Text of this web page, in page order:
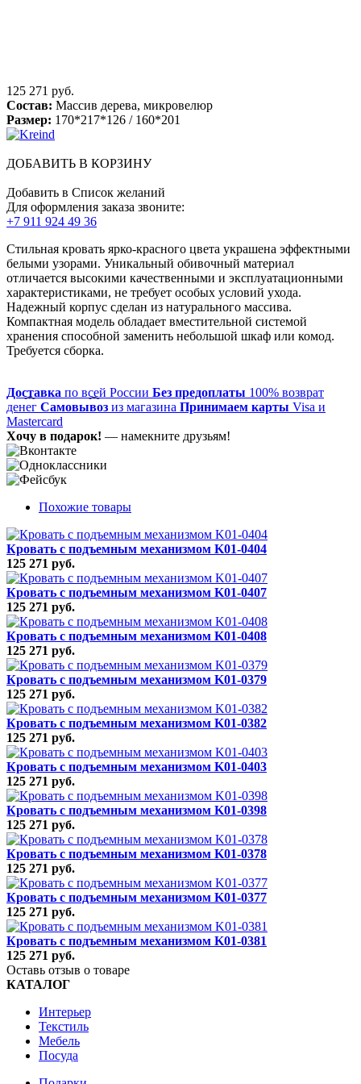
125 271 руб.
Состав: Массив дерева, микровелюр
Размер: 170*217*126 / 160*201
ДОБАВИТЬ В КОРЗИНУ
Добавить в Список желаний
Для оформления заказа звоните:
+7 911 924 49 36
Стильная кровать ярко-красного цвета украшена эффектными
белыми узорами. Уникальный обивочный материал
отличается высокими качественными и эксплуатационными
характеристиками, не требует особых условий ухода.
Надежный корпус сделан из натурального массива.
Компактная модель обладает вместительной системой
хранения способной заменить небольшой шкаф или комод.
Требуется сборка.
Доставка по всей России Без предоплаты 100% возврат
денег Самовывоз из магазина Принимаем карты Visa и
Mastercard
Хочу в подарок! — намекните друзьям!
Похожие товары
Кровать с подъемным механизмом K01-0404
125 271 руб.
Кровать с подъемным механизмом K01-0407
125 271 руб.
Кровать с подъемным механизмом K01-0408
125 271 руб.
Кровать с подъемным механизмом K01-0379
125 271 руб.
Кровать с подъемным механизмом K01-0382
125 271 руб.
Кровать с подъемным механизмом K01-0403
125 271 руб.
Кровать с подъемным механизмом K01-0398
125 271 руб.
Кровать с подъемным механизмом K01-0378
125 271 руб.
Кровать с подъемным механизмом K01-0377
125 271 руб.
Кровать с подъемным механизмом K01-0381
125 271 руб.
Оставь отзыв о товаре
КАТАЛОГ
Интерьер
Текстиль
Мебель
Посуда